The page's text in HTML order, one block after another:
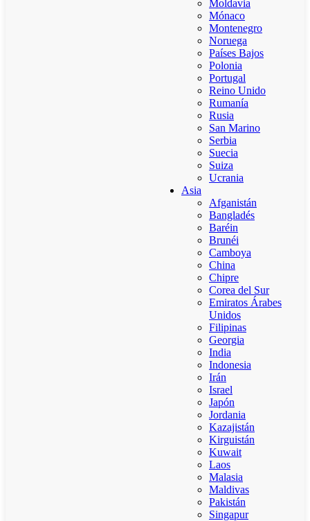
Moldavia
Mónaco
Montenegro
Noruega
Países Bajos
Polonia
Portugal
Reino Unido
Rumanía
Rusia
San Marino
Serbia
Suecia
Suiza
Ucrania
Asia
Afganistán
Bangladés
Baréin
Brunéi
Camboya
China
Chipre
Corea del Sur
Emiratos Árabes
Unidos
Filipinas
Georgia
India
Indonesia
Irán
Israel
Japón
Jordania
Kazajistán
Kirguistán
Kuwait
Laos
Malasia
Maldivas
Pakistán
Singapur